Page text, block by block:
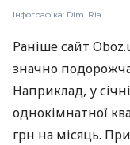
Інфографіка: Dim. Ria
Раніше сайт
значно
Наприклад, у
однокімнатної
грн на місяць.